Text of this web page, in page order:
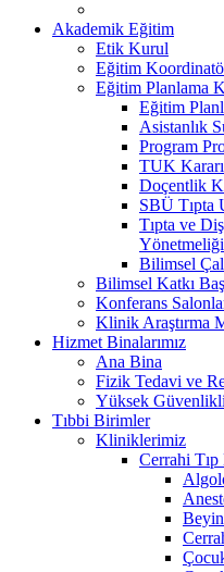
Akademik Eğitim
Etik Kurul
Eğitim
Eğitim Planlama
Eğitim
Asistanlık
Program
TUK Kararı
Doçentlik
SBÜ Tıpta
Tıpta ve
Yönetmeliği
Bilimsel
Bilimsel Katkı
Konferans
Klinik Araştırma
Hizmet Binalarımız
Ana Bina
Fizik Tedavi ve
Yüksek
Tıbbi Birimler
Kliniklerimiz
Cerrahi